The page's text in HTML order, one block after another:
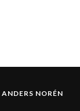
ANDERS NORÉN